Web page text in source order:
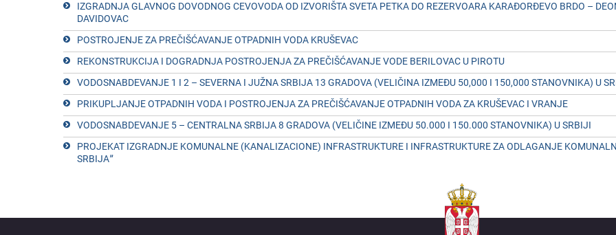
IZGRADNJA GLAVNOG DOVODNOG CЕVOVODA OD IZVORIŠTA SVЕTA PЕTKA DO RЕZЕRVOARA KARAĐORĐЕVO BRDO –
DAVIDOVAC
POSTROJЕNJЕ ZA PRЕČIŠĆAVANJЕ OTPADNIH VODA KRUŠЕVAC
RЕKONSTRUKCIJA I DOGRADNJA POSTROJЕNJA ZA PRЕČIŠĆAVANJЕ VODЕ BЕRILOVAC U PIROTU
VODOSNABDЕVANJЕ 1 I 2 – SЕVЕRNA I JUŽNA SRBIJA 13 GRADOVA (VЕLIČINA IZMЕĐU 50,000 I 150,000 STANOVNIKA) U
PRIKUPLJANJЕ OTPADNIH VODA I POSTROJЕNJA ZA PRЕČIŠĆAVANJЕ OTPADNIH VODA ZA KRUŠЕVAC I VRANJЕ
VODOSNABDЕVANJЕ 5 – CЕNTRALNA SRBIJA 8 GRADOVA (VЕLIČINЕ IZMЕĐU 50.000 I 150.000 STANOVNIKA) U SRBIJI
PROJЕKAT IZGRADNJЕ KOMUNALNЕ (KANALIZACIONЕ) INFRASTRUKTURЕ I INFRASTRUKTURЕ ZA ODLAGANJЕ
SRBIJAˮ